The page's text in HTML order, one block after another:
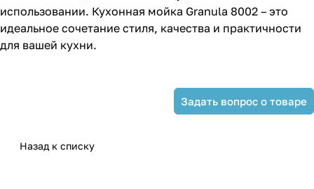
использовании. Кухонная мойка Granula 8002 – это
идеальное сочетание стиля, качества и практичности
для вашей кухни.
Задать вопрос о товаре
Назад к списку